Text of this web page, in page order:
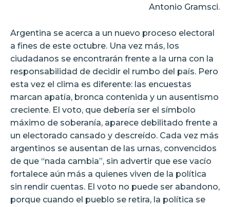
Antonio Gramsci.
Argentina se acerca a un nuevo proceso electoral
a fines de este octubre. Una vez más, los
ciudadanos se encontrarán frente a la urna con la
responsabilidad de decidir el rumbo del país. Pero
esta vez el clima es diferente: las encuestas
marcan apatía, bronca contenida y un ausentismo
creciente. El voto, que debería ser el símbolo
máximo de soberanía, aparece debilitado frente a
un electorado cansado y descreído. Cada vez más
argentinos se ausentan de las urnas, convencidos
de que “nada cambia”, sin advertir que ese vacío
fortalece aún más a quienes viven de la política
sin rendir cuentas. El voto no puede ser abandono,
porque cuando el pueblo se retira, la política se